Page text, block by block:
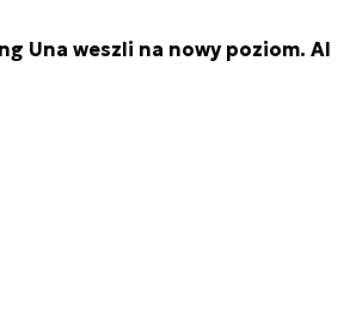
Una weszli na nowy poziom. AI